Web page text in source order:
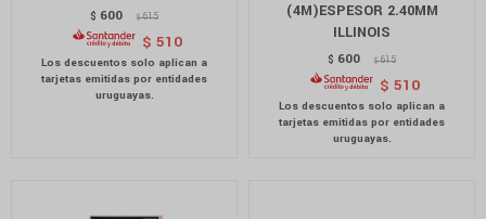
$ 600 $615
$ 510
(4M)ESPESOR 2.40MM
ILLINOIS
$ 600 $615
$ 510